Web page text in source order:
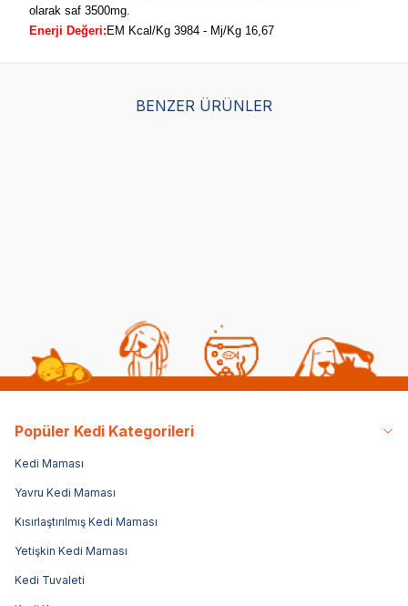
olarak saf 3500mg.
Enerji Değeri: EM Kcal/Kg 3984 - Mj/Kg 16,67
BENZER ÜRÜNLER
Popüler Kedi Kategorileri
Kedi Maması
Yavru Kedi Maması
Kısırlaştırılmış Kedi Maması
Yetişkin Kedi Maması
Kedi Tuvaleti